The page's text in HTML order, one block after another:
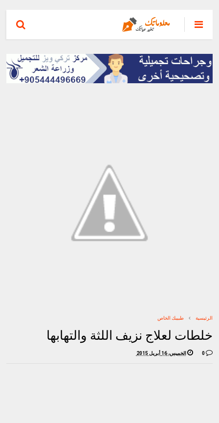
الرئيسية طبيبك الخاص
خلطات لعلاج نزيف اللثة والتهابها
0 الخميس، 16 أبريل 2015